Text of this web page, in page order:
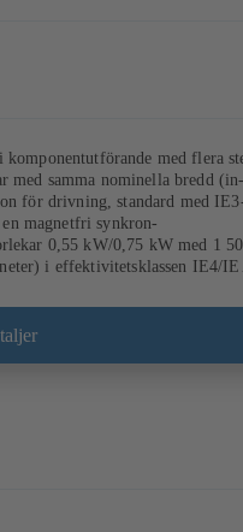
med flera
med samma nominella bredd
för drivning, standard med
magnetfri synkron-
0,55 kW/0,75 kW med 1
i effektivitetsklassen IE4/
2 eller KSB
enligt EN 50347, kåpmått enligt